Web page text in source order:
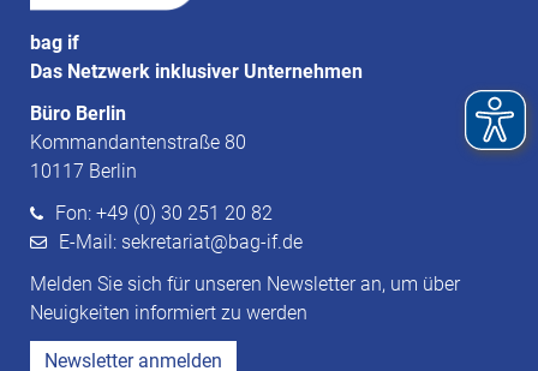
bag if
Das Netzwerk inklusiver Unternehmen
Büro Berlin
Kommandantenstraße 80
10117 Berlin
Fon: +49 (0) 30 251 20 82
E-Mail: sekretariat@bag-if.de
Melden Sie sich für unseren Newsletter an, um über
Neuigkeiten informiert zu werden
Newsletter anmelden